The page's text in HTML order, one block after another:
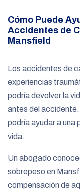
Cómo Puede
Accidentes de
Mansfield
Los accidentes de
experiencias
podría devolver la
antes del
podría ayudar a una
vida.
Un abogado
sobrepeso en
compensación de